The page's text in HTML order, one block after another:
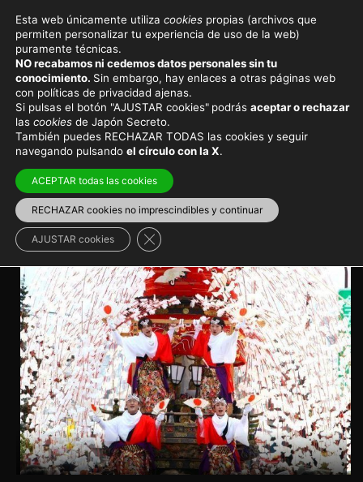
Eventos y festivales en Japón
El festival Yamada No
Harumatsuri de Chichibu
(Saitama)
Festival de primavera en el santuario Tsunemochi
(Chichibu, Saitama)
Viajar a Japón > Japón en invierno
Esta web únicamente utiliza cookies propias (archivos que
permiten personalizar tu experiencia de uso de la web)
puramente técnicas.
NO recabamos ni cedemos datos personales sin tu
conocimiento. Sin embargo, hay enlaces a otras páginas web
con políticas de privacidad ajenas.
Si pulsas el botón "AJUSTAR cookies" podrás aceptar o rechazar
las cookies de Japón Secreto.
También puedes RECHAZAR TODAS las cookies y seguir
navegando pulsando el círculo con la X.
ACEPTAR todas las cookies
RECHAZAR cookies no imprescindibles y continuar
AJUSTAR cookies Cerrar el banner de cookies RGPD